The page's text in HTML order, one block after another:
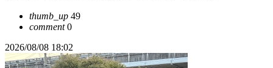
thumb_up 49
comment0
2026/08/08 18:02